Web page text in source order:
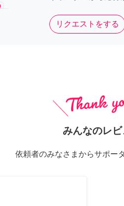
リクエストをする
みんなのレビ
依頼者のみなさまからサポー